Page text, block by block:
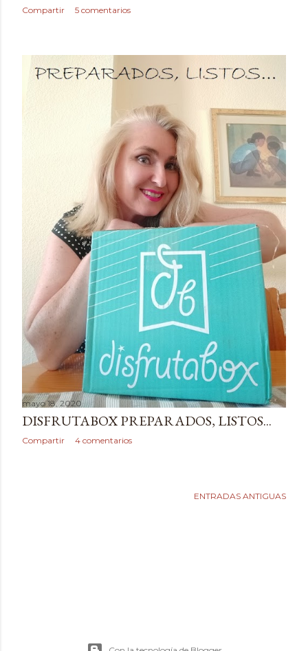
Compartir 5 comentarios
mayo 18, 2020
DISFRUTABOX PREPARADOS, LISTOS...
Compartir 4 comentarios
ENTRADAS ANTIGUAS